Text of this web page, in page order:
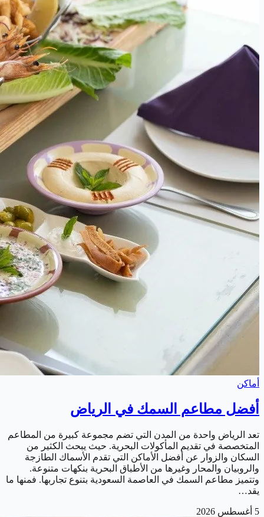
أماكن
أفضل مطاعم السمك في الرياض
تعد الرياض واحدة من المدن التي تضم مجموعة كبيرة من المطاعم
المتخصصة في تقديم المأكولات البحرية. حيث يبحث الكثير من
السكان والزوار عن أفضل الأماكن التي تقدم الأسماك الطازجة
والروبيان والمحار وغيرها من الأطباق البحرية بنكهات متنوعة.
وتتميز مطاعم السمك في العاصمة السعودية بتنوع تجاربها. فمنها ما
يقد…
5 أغسطس 2026